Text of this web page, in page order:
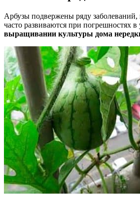
Арбузы подвержены ряду заболеваний,
часто развиваются при погрешностях в
выращивании культуры дома